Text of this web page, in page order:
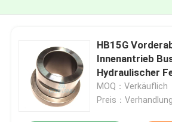
HB15G
Innenantrieb
Hydraulischer
DS10B
MOQ：Verkäuflich
Preis：